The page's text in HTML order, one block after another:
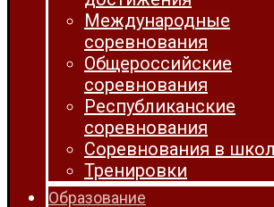
Международные
соревнования
Общероссийские
соревнования
Республиканские
соревнования
Соревнования в
Тренировки
Образование